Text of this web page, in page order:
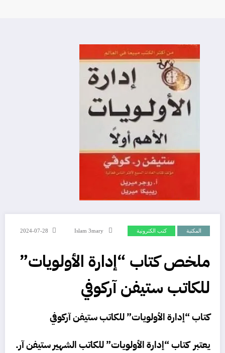
المكتبة كتب الكترونية Islam 3mary
2024-07-28
ملخص كتاب “إدارة الأولويات”
للكاتب ستيفن آركوفي
كتاب “إدارة الأولويات” للكاتب ستيفن آركوفي
يعتبر كتاب “إدارة الأولويات” للكاتب الشهير ستيفن آر.